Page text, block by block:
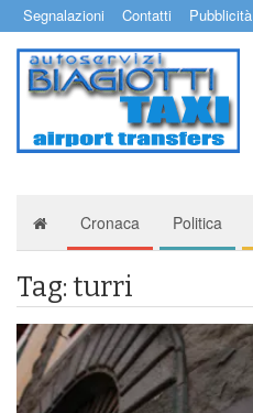
Segnalazioni Contatti Pubblicità
Cronaca Politica
Tag: turri